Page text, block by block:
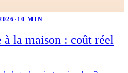
· 10 MIN
la maison : coût réel